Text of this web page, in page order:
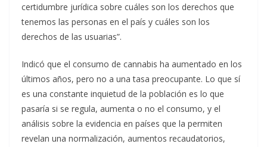
certidumbre jurídica sobre cuáles son los derechos que
tenemos las personas en el país y cuáles son los
derechos de las usuarias”.
Indicó que el consumo de cannabis ha aumentado en los
últimos años, pero no a una tasa preocupante. Lo que sí
es una constante inquietud de la población es lo que
pasaría si se regula, aumenta o no el consumo, y el
análisis sobre la evidencia en países que la permiten
revelan una normalización, aumentos recaudatorios,